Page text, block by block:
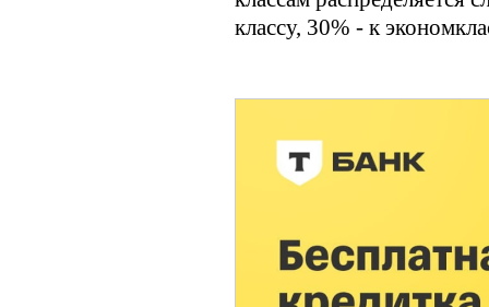
классу, 30% - к